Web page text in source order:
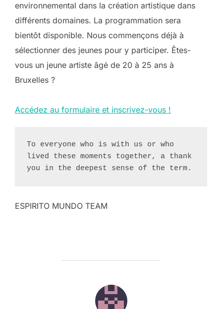
environnemental dans la création artistique dans
différents domaines. La programmation sera
bientôt disponible. Nous commençons déjà à
sélectionner des jeunes pour y participer. Êtes-
vous un jeune artiste âgé de 20 à 25 ans à
Bruxelles ?
Accédez au formulaire et inscrivez-vous !
To everyone who is with us or who
lived these moments together, a thank
you in the deepest sense of the term.
ESPIRITO MUNDO TEAM
POST AUTHOR